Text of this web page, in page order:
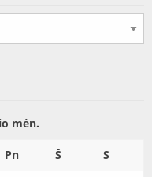
mėn.
Pn Š S